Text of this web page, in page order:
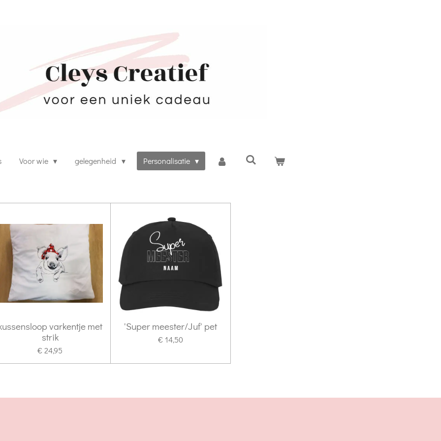
Voor wie gelegenheid Personalisatie
varkentje met
strik
€ 24,95
'Super meester/Juf' pet
€ 14,50